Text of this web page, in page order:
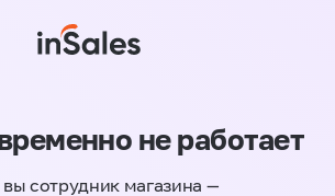
не работает
вы сотрудник магазина —